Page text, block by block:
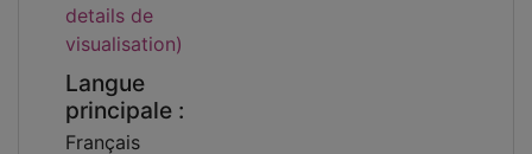
details de
visualisation)
Langue
principale :
Français